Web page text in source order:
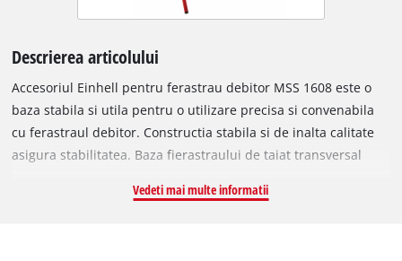
Descrierea articolului
Accesoriul Einhell pentru ferastrau debitor MSS 1608 este o
baza stabila si utila pentru o utilizare precisa si convenabila
cu ferastraul debitor. Constructia stabila si de inalta calitate
asigura stabilitatea. Baza fierastraului de taiat transversal
putin spatiu de depozitare. Pentru piesele de lucru mai mari,
Vedeti mai multe informatii